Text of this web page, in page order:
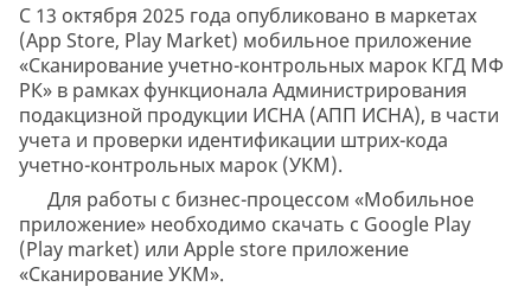
С 13 октября 2025 года опубликовано в маркетах
(App Store, Play Market) мобильное приложение
«Сканирование учетно-контрольных марок КГД МФ
РК» в рамках функционала Администрирования
подакцизной продукции ИСНА (АПП ИСНА), в части
учета и проверки идентификации штрих-кода
учетно-контрольных марок (УКМ).
Для работы с бизнес-процессом «Мобильное
приложение» необходимо скачать с Google Play
(Play market) или Apple store приложение
«Сканирование УКМ».